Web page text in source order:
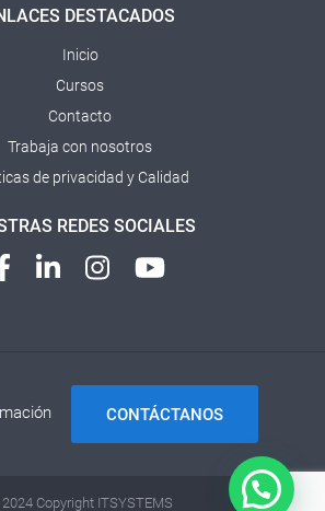
DESTACADOS
Inicio
Cursos
Contacto
Trabaja con nosotros
de privacidad y Calidad
REDES SOCIALES
CONTÁCTANOS
Copyright ITSYSTEMS